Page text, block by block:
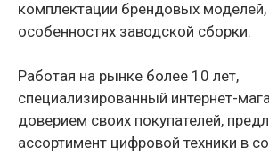
комплектации брендовых моделей,
особенностях заводской сборки.
Работая на рынке более 10 лет,
специализированный интернет-
доверием своих покупателей,
ассортимент цифровой техники в